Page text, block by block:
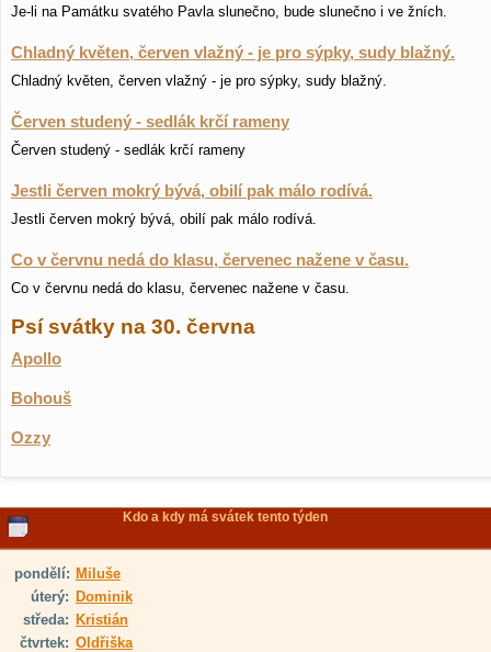
Je-li na Památku svatého Pavla slunečno, bude slunečno i ve žních.
Chladný květen, červen vlažný - je pro sýpky, sudy blažný.
Chladný květen, červen vlažný - je pro sýpky, sudy blažný.
Červen studený - sedlák krčí rameny
Červen studený - sedlák krčí rameny
Jestli červen mokrý bývá, obilí pak málo rodívá.
Jestli červen mokrý bývá, obilí pak málo rodívá.
Co v červnu nedá do klasu, červenec nažene v času.
Co v červnu nedá do klasu, červenec nažene v času.
Psí svátky na 30. června
Apollo
Bohouš
Ozzy
Kdo a kdy má svátek tento týden
pondělí: Miluše
úterý: Dominik
středa: Kristián
čtvrtek: Oldřiška